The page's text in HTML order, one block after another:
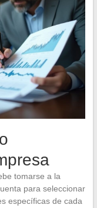
tomarse a la
para seleccionar
específicas de cada